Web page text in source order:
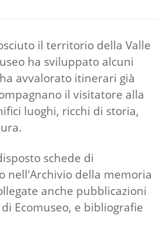
il territorio della Valle
ha sviluppato alcuni
avvalorato itinerari già
il visitatore alla
luoghi, ricchi di storia,
schede di
nell'Archivio della memoria
anche pubblicazioni
Ecomuseo, e bibliografie